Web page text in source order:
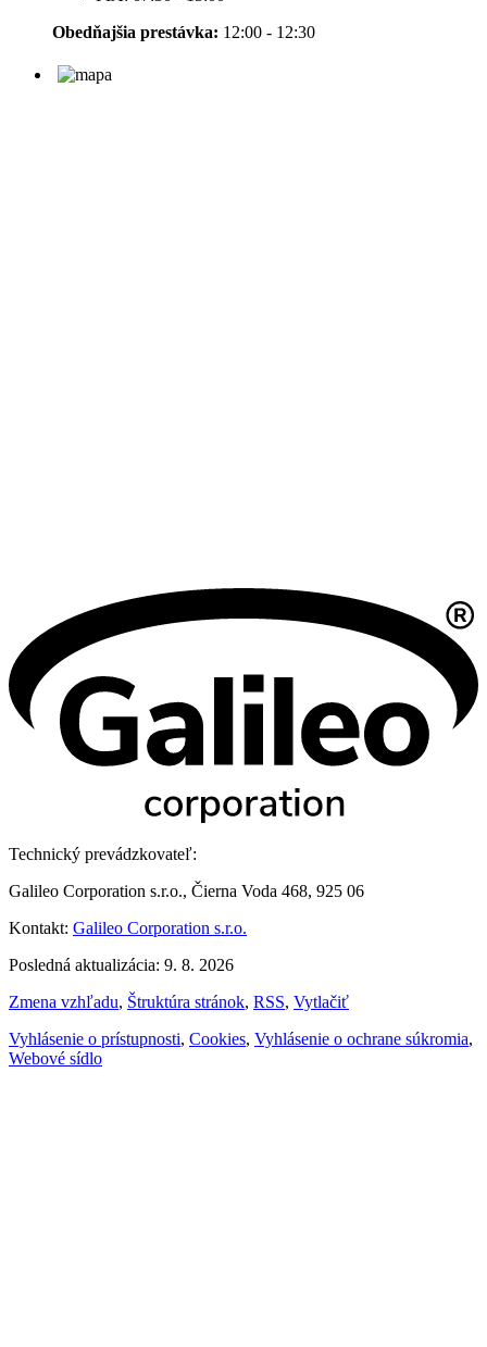
Obedňajšia prestávka: 12:00 - 12:30
Technický prevádzkovateľ:
Galileo Corporation s.r.o., Čierna Voda 468, 925 06
Kontakt: Galileo Corporation s.r.o.
Posledná aktualizácia: 9. 8. 2026
Zmena vzhľadu, Štruktúra stránok, RSS, Vytlačiť
Vyhlásenie o prístupnosti, Cookies, Vyhlásenie o ochrane súkromia,
Webové sídlo